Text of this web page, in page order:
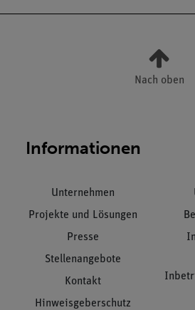
Nach oben
Informationen
Unternehmen
Projekte und Lösungen
Presse
Stellenangebote
Kontakt
Hinweisgeberschutz